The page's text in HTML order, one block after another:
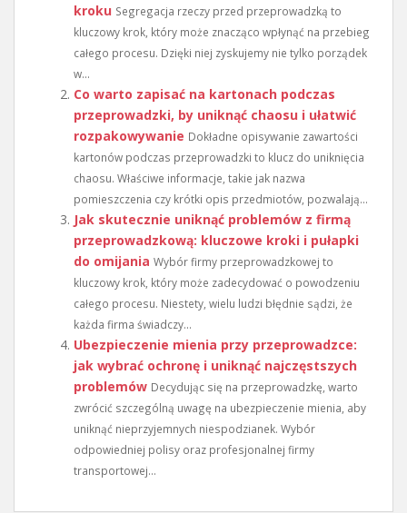
kroku Segregacja rzeczy przed przeprowadzką to
kluczowy krok, który może znacząco wpłynąć na przebieg
całego procesu. Dzięki niej zyskujemy nie tylko porządek
w...
Co warto zapisać na kartonach podczas
przeprowadzki, by uniknąć chaosu i ułatwić
rozpakowywanie Dokładne opisywanie zawartości
kartonów podczas przeprowadzki to klucz do uniknięcia
chaosu. Właściwe informacje, takie jak nazwa
pomieszczenia czy krótki opis przedmiotów, pozwalają...
Jak skutecznie uniknąć problemów z firmą
przeprowadzkową: kluczowe kroki i pułapki
do omijania Wybór firmy przeprowadzkowej to
kluczowy krok, który może zadecydować o powodzeniu
całego procesu. Niestety, wielu ludzi błędnie sądzi, że
każda firma świadczy...
Ubezpieczenie mienia przy przeprowadzce:
jak wybrać ochronę i uniknąć najczęstszych
problemów Decydując się na przeprowadzkę, warto
zwrócić szczególną uwagę na ubezpieczenie mienia, aby
uniknąć nieprzyjemnych niespodzianek. Wybór
odpowiedniej polisy oraz profesjonalnej firmy
transportowej...